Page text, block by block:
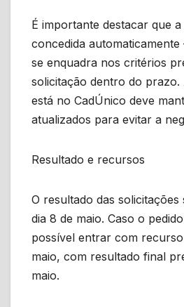
É importante destacar que
concedida
se enquadra nos critérios
solicitação dentro do prazo.
está no CadÚnico deve
atualizados para evitar a
Resultado e recursos
O resultado das
dia 8 de maio. Caso o
possível entrar com recurso
maio, com resultado final
maio.